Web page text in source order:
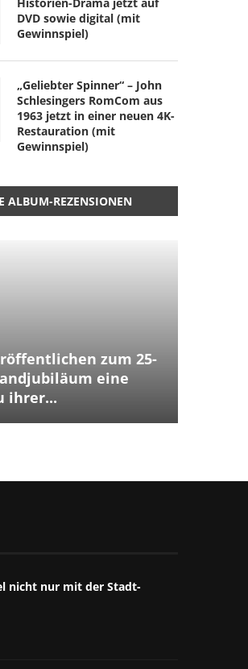
DVD sowie digital (mit
Gewinnspiel)
„Geliebter Spinner“ – John
Schlesingers RomCom aus
1963 jetzt in einer neuen 4K-
Restauration (mit
Gewinnspiel)
ALBUM-REZENSIONEN
zum 25-
eine
ihrer...
nicht nur mit der Stadt-